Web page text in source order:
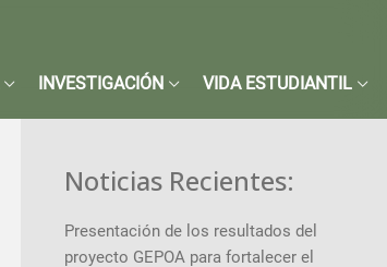
INVESTIGACIÓN VIDA ESTUDIANTIL
Noticias Recientes:
Presentación de los resultados del
proyecto GEPOA para fortalecer el